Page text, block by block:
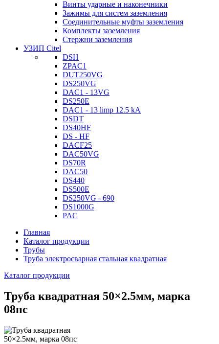
Винты ударные и наконечники
Зажимы для систем заземления
Соединительные муфты заземления
Комплекты заземления
Стержни заземления
УЗИП Citel
DSH
ZPAC1
DUT250VG
DS250VG
DAC1 - 13VG
DS250E
DAC1 - 13 limp 12.5 kA
DSDT
DS40HF
DS - HF
DACF25
DAC50VG
DS70R
DAC50
DS440
DS500E
DS250VG - 690
DS1000G
PAC
Главная
Каталог продукции
Трубы
Труба электросварная стальная квадратная
Каталог продукции
Труба квадратная 50×2.5мм, марка
08пс